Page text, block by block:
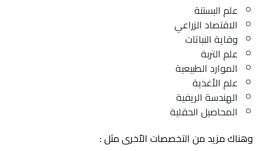
علم البستنة
الاقتصاد الزراعي
وقاية النباتات
علم التربة
الموارد الطبيعية
علم الأغذية
الهندسة الريفية
المحاصيل الحقلية
وهناك مزيد من التخصصات الاّخرى مثل :